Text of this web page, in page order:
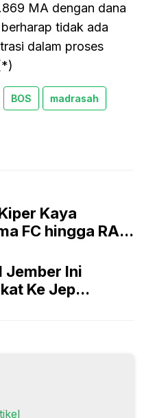
MA dengan dana
tidak ada
dalam proses
BOS madrasah
Kaya
FC hingga RA...
Jember Ini
Ke Jep...